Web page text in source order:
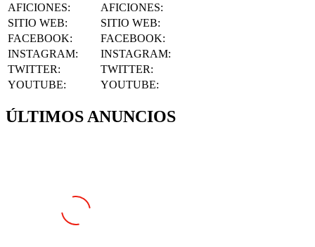
AFICIONES:
AFICIONES:
SITIO WEB:
SITIO WEB:
FACEBOOK:
FACEBOOK:
INSTAGRAM:
INSTAGRAM:
TWITTER:
TWITTER:
YOUTUBE: YOUTUBE:
ÚLTIMOS ANUNCIOS